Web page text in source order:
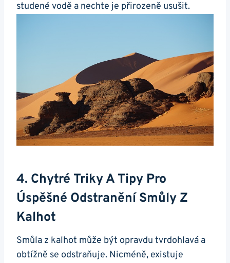
studené vodě a nechte je přirozeně usušit.
4. Chytré Triky A Tipy Pro
Úspěšné Odstranění Smůly Z
Kalhot
Smůla z kalhot může být opravdu tvrdohlavá a
obtížně se odstraňuje. Nicméně, existuje